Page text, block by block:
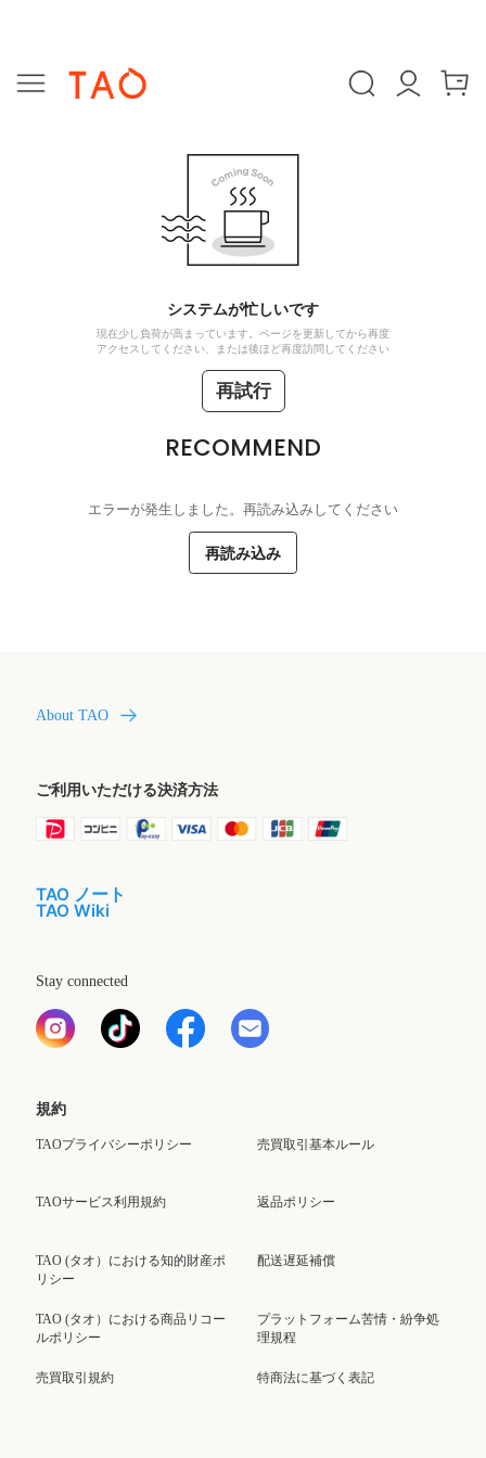
システムが忙しいです
現在少し負荷が高まっています。ページを更新してから再度
アクセスしてください、または後ほど再度訪問してください
再試行
RECOMMEND
エラーが発生しました。再読み込みしてください
再読み込み
About TAO
ご利用いただける決済方法
TAO ノート
TAO Wiki
Stay connected
規約
TAOプライバシーポリシー
TAOサービス利用規約
TAO (タオ）における知的財産ポ
リシー
TAO (タオ）における商品リコー
ルポリシー
売買取引規約
売買取引基本ルール
返品ポリシー
配送遅延補償
プラットフォーム苦情・紛争処
理規程
特商法に基づく表記